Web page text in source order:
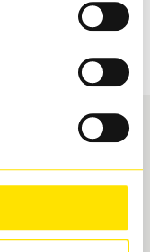
hos oss
däckverkstäder i